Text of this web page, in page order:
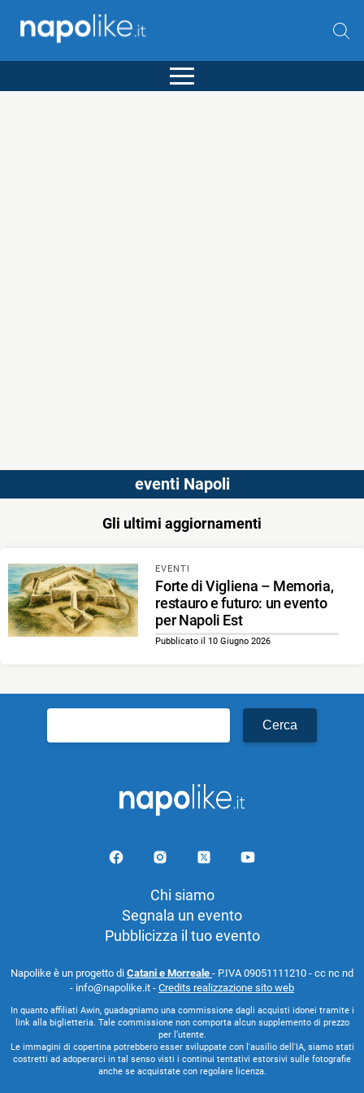
eventi Napoli
Gli ultimi aggiornamenti
EVENTI
Forte di Vigliena – Memoria,
restauro e futuro: un evento
per Napoli Est
Pubblicato il 10 Giugno 2026
per:
Chi siamo
Segnala un evento
Pubblicizza il tuo evento
Napolike è un progetto di Catani e Morreale - P.IVA 09051111210 - cc nc nd
- info@napolike.it - Credits realizzazione sito web
In quanto affiliati Awin, guadagniamo una commissione dagli acquisti idonei tramite i
link alla biglietteria. Tale commissione non comporta alcun supplemento di prezzo
per l’utente.
Le immagini di copertina potrebbero esser sviluppate con l'ausilio dell'IA, siamo stati
costretti ad adoperarci in tal senso visti i continui tentativi estorsivi sulle fotografie
anche se acquistate con regolare licenza.